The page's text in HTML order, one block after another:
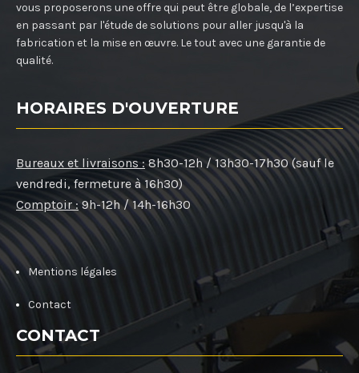
vous proposerons une offre qui peut être globale, de l’expertise
en passant par l'étude de solutions pour aller jusqu'à la
fabrication et la mise en œuvre. Le tout avec une garantie de
qualité.
HORAIRES D'OUVERTURE
Bureaux et livraisons : 8h30-12h / 13h30-17h30 (sauf le
vendredi, fermeture à 16h30)
Comptoir : 9h-12h / 14h-16h30
Mentions légales
Contact
CONTACT